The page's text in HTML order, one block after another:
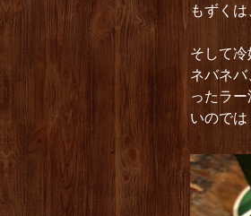
もずく
そして
ネバネ
ったラ
いのでは